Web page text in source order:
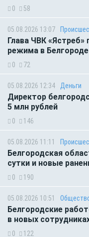
0 58
05.08.2026 13:07
Глава ЧВК «Ястреб»
режима в Белгороде
0 72
05.08.2026 12:34 Деньги
Директор
5 млн рублей
0 146
05.08.2026 11:11
Белгородская
сутки и новые
0 190
05.08.2026 10:51
Белгородские
в новых
0 122